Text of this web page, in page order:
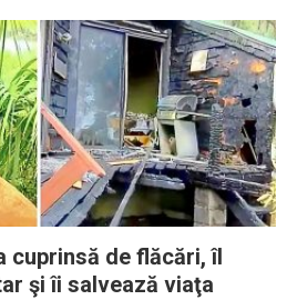
cuprinsă de flăcări, îl
şi îi salvează viaţa